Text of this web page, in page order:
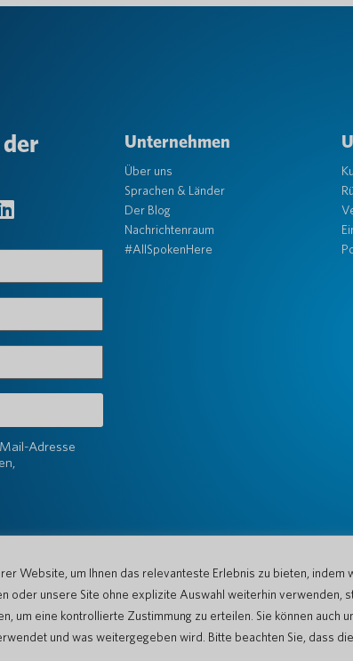
Website, um Ihnen das relevanteste Erlebnis zu bieten, indem
oder unsere Site ohne explizite Auswahl weiterhin verwenden,
um eine kontrollierte Zustimmung zu erteilen. Sie können auch
und was weitergegeben wird. Bitte beachten Sie, dass
Adresse
Unternehmen
Über uns
Sprachen & Länder
Der Blog
Nachrichtenraum
#AllSpokenHere
Cookie-Richtlinie Cookie-Einstellungen Datenschutzerklärung